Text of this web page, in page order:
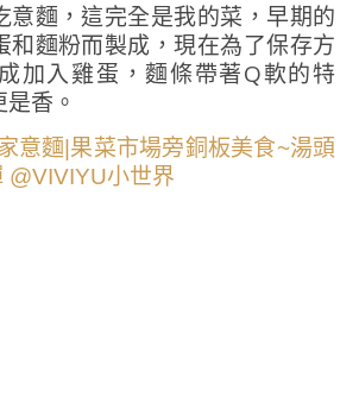
意麵，這完全是我的菜，早期的
和麵粉而製成，現在為了保存方
加入雞蛋，麵條帶著Q軟的特
香。